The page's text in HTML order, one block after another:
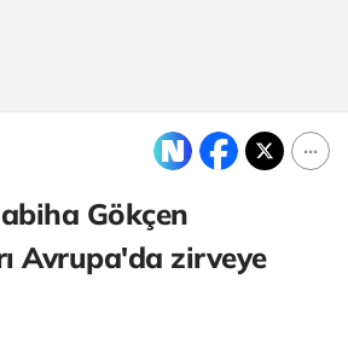
Gökçen
Avrupa'da zirveye